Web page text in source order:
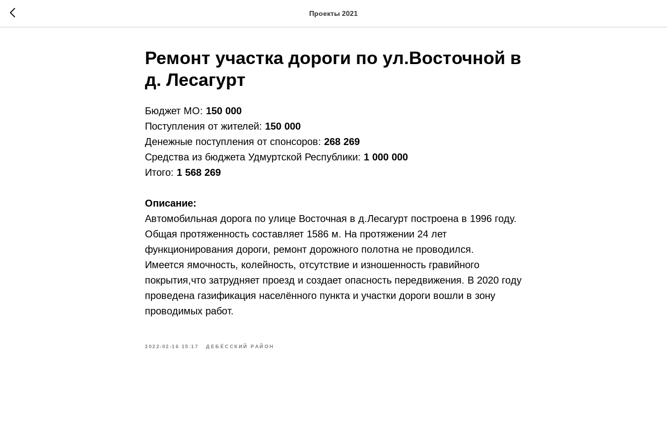
Проекты 2021
Ремонт участка дороги по ул.Восточной в
д. Лесагурт
Бюджет МО: 150 000
Поступления от жителей: 150 000
Денежные поступления от спонсоров: 268 269
Средства из бюджета Удмуртской Республики: 1 000 000
Итого: 1 568 269
Описание:
Автомобильная дорога по улице Восточная в д.Лесагурт построена в 1996 году.
Общая протяженность составляет 1586 м. На протяжении 24 лет
функционирования дороги, ремонт дорожного полотна не проводился.
Имеется ямочность, колейность, отсутствие и изношенность гравийного
покрытия,что затрудняет проезд и создает опасность передвижения. В 2020 году
проведена газификация населённого пункта и участки дороги вошли в зону
проводимых работ.
2022-02-16 15:17 ДЕБЁССКИЙ РАЙОН